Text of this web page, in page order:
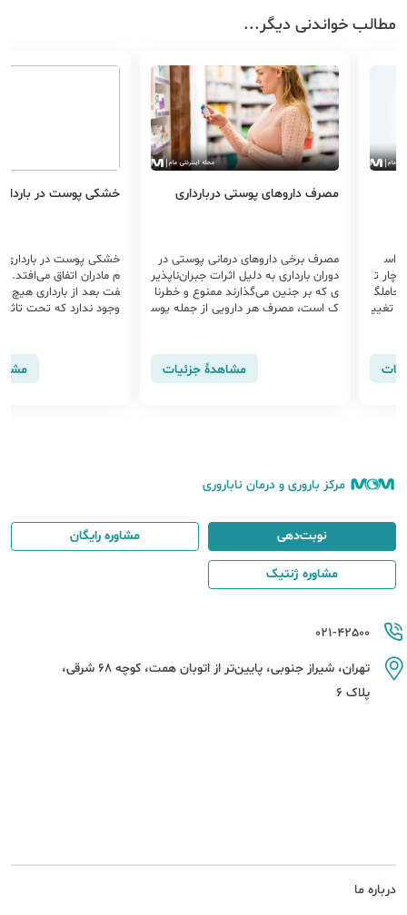
مطالب خواندنی دیگر...
اس
ت
حاملگ
تغیی
مصرف داروهای پوستی دربارداری
مصرف برخی داروهای درمانی پوستی در
دوران بارداری به دلیل اثرات جبران‌ناپذیر
ی که بر جنین می‌گذارند ممنوع و خطرنا
ک است، مصرف هر دارویی از جمله پوس
مشاهدهٔ جزئیات
خشکی پوست در
خشکی پوست در بارداری
فت بعد از بارداری هیچ
وجود ندارد که تحت
ش تغییرات زیادی می‌‎شود.
مرکز باروری و درمان ناباروری
درباره ما
021-42500
تهران، شیراز جنوبی، پایین‌تر از اتوبان همت، کوچه 68 شرقی،
پلاک 6
نوبت‌دهی مشاوره رایگان
مشاوره ژنتیک